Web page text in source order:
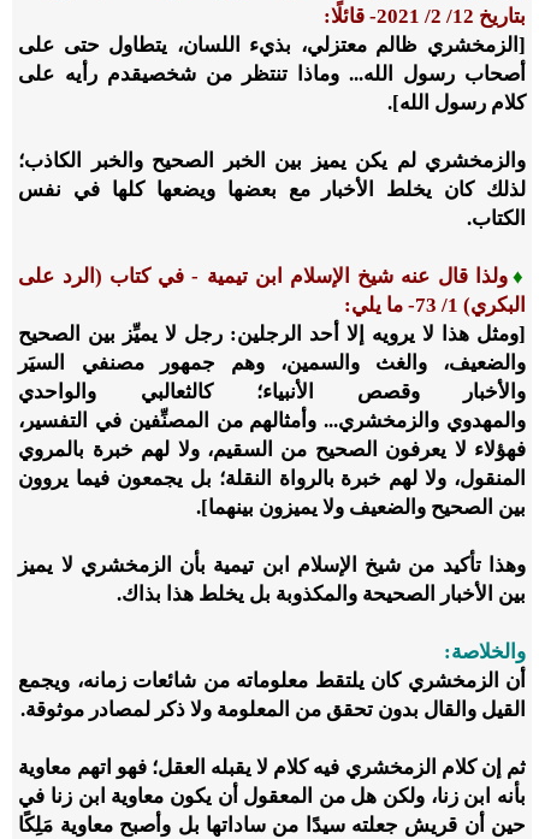
بتاريخ 12
/
2
/
2021- قائلًا:
[الزمخشري ظالم معتزلي، بذيء اللسان، يتطاول حتى على
أصحاب رسول الله... وماذا تنتظر من شخصيقدم رأيه على
كلام رسول الله].
والزمخشري لم يكن يميز بين الخبر الصحيح والخبر الكاذب؛
لذلك كان يخلط الأخبار مع بعضها ويضعها كلها في نفس
الكتاب.
♦ ولذا قال عنه شيخ الإسلام ابن تيمية - في كتاب (الرد على
البكري) 1
/
73- ما يلي:
[ومثل هذا لا يرويه إلا أحد الرجلين: رجل لا يميِّز بين الصحيح
والضعيف، والغث والسمين، وهم جمهور مصنفي السيَر
والأخبار وقصص الأنبياء؛ كالثعالبي والواحدي
والمهدوي والزمخشري... وأمثالهم من المصنِّفين في التفسير،
فهؤلاء لا يعرفون الصحيح من السقيم، ولا لهم خبرة بالمروي
المنقول، ولا لهم خبرة بالرواة النقلة؛ بل يجمعون فيما يروون
بين الصحيح والضعيف ولا يميزون بينهما].
وهذا تأكيد من شيخ الإسلام ابن تيمية بأن الزمخشري لا يميز
بين الأخبار الصحيحة والمكذوبة بل يخلط هذا بذاك.
والخلاصة:
أن الزمخشري كان يلتقط معلوماته من شائعات زمانه، ويجمع
القيل والقال بدون تحقق من المعلومة ولا ذكر لمصادر موثوقة.
ثم إن كلام الزمخشري فيه كلام لا يقبله العقل؛ فهو اتهم معاوية
بأنه ابن زنا، ولكن هل من المعقول أن يكون معاوية ابن زنا في
حين أن قريش جعلته سيدًا من ساداتها بل وأصبح معاوية مَلِكًا